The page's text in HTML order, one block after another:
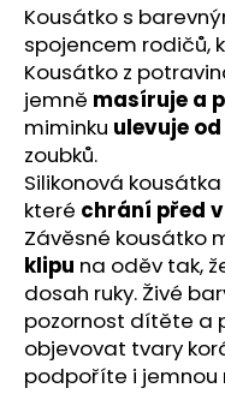
Kousátko s
spojencem rodičů,
Kousátko z
jemně masíruje a
miminku ulevuje
zoubků.
Silikonová
které chrání před
Závěsné kousátko
klipu na oděv tak,
dosah ruky. Živé
pozornost dítěte a
objevovat tvary
podpoříte i jemnou
D
o
p
o
r
u
č
u
j
e
m
e